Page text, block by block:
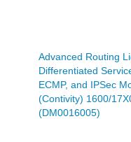
Advanced Routing
Differentiated
ECMP, and IPSec
(Contivity) 1600/
(DM0016005)